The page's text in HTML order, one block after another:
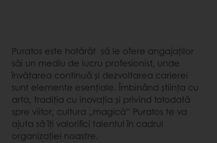
Puratos este hotărât să le ofere angajaților
săi un mediu de lucru profesionist, unde
învățarea continuă și dezvoltarea carierei
sunt elemente esențiale. Îmbinând știința cu
arta, tradiția cu inovația și privind totodată
spre viitor, cultura „magică” Puratos te va
ajuta să îți valorifici talentul în cadrul
organizației noastre.